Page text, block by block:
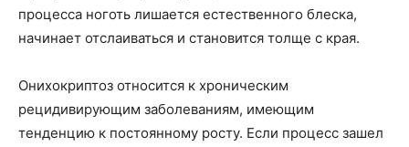
процесса ноготь лишается естественного блеска,
начинает отслаиваться и становится толще с края.
Онихокриптоз относится к хроническим
рецидивирующим заболеваниям, имеющим
тенденцию к постоянному росту. Если процесс зашел